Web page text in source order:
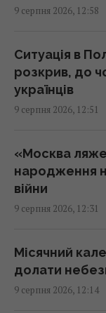
якої 8 серпня
11:43 неділя, 09
Новий фільм
11:38 неділя, 09
9 серпня 2026, 12:58
Ситуація в
розкрив, до
українців
9 серпня 2026, 12:51
«Москва
народження
війни
9 серпня 2026, 12:31
Місячний
долати
9 серпня 2026, 12:14